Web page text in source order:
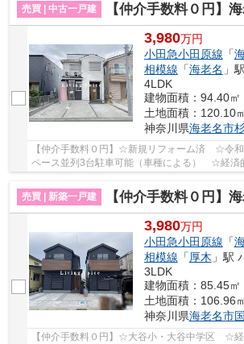
売買 | 中古一戸建
【仲介手数料０円】海老名市杉久保南1
3,980万円
小田急小田原線 「
相模線 「海老名 」駅 バ
4LDK
建物面積：94.40㎡
土地面積：120.10
神奈川県海老名市
【仲介手数料０円】☆新規リフォーム済 ☆令
ペース並列3台駐車可能（車種による） ☆経
当り・通風良好 ☆スーパー・コンビニ・ドラ
売買 | 新築一戸建
【仲介手数料０円】海老名市国分寺台3丁目
3,980万円
小田急小田原線 「
相模線 「厚木 」駅 バス8分
3LDK
建物面積：85.45㎡
土地面積：106.96
神奈川県海老名市
【仲介手数料０円】☆大谷小・大谷中学区 ☆